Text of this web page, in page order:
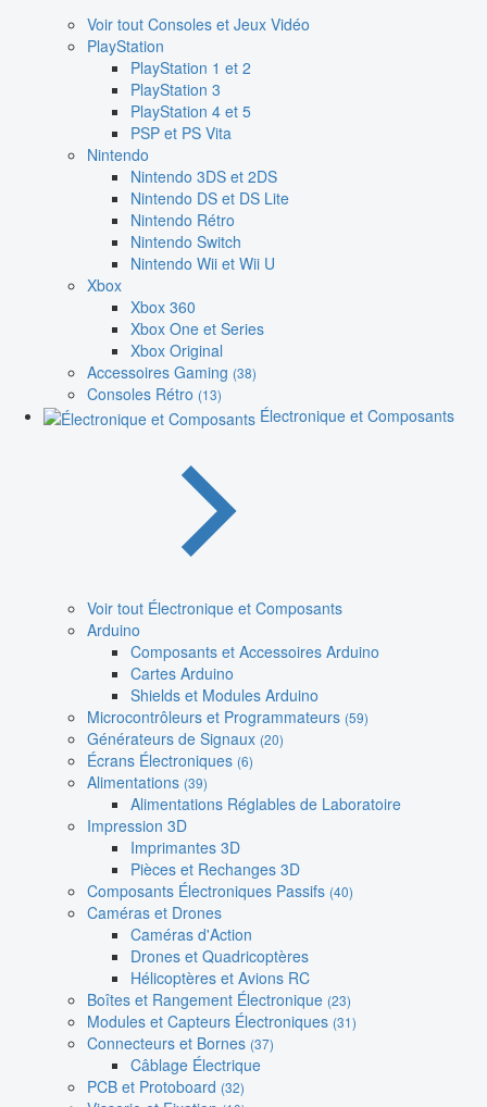
Voir tout Consoles et Jeux Vidéo
PlayStation
PlayStation 1 et 2
PlayStation 3
PlayStation 4 et 5
PSP et PS Vita
Nintendo
Nintendo 3DS et 2DS
Nintendo DS et DS Lite
Nintendo Rétro
Nintendo Switch
Nintendo Wii et Wii U
Xbox
Xbox 360
Xbox One et Series
Xbox Original
Accessoires Gaming (38)
Consoles Rétro (13)
Électronique et Composants
Voir tout Électronique et Composants
Arduino
Composants et Accessoires Arduino
Cartes Arduino
Shields et Modules Arduino
Microcontrôleurs et Programmateurs (59)
Générateurs de Signaux (20)
Écrans Électroniques (6)
Alimentations (39)
Alimentations Réglables de Laboratoire
Impression 3D
Imprimantes 3D
Pièces et Rechanges 3D
Composants Électroniques Passifs (40)
Caméras et Drones
Caméras d'Action
Drones et Quadricoptères
Hélicoptères et Avions RC
Boîtes et Rangement Électronique (23)
Modules et Capteurs Électroniques (31)
Connecteurs et Bornes (37)
Câblage Électrique
PCB et Protoboard (32)